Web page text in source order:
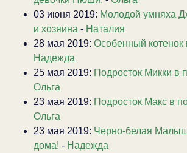
03 июня 2019: Молодой умняха
и хозяина - Наталия
28 мая 2019: Особенный
Надежда
25 мая 2019: Подросток Микки в
Ольга
23 мая 2019: Подросток Макс в
Ольга
23 мая 2019: Черно-белая
дома! - Надежда